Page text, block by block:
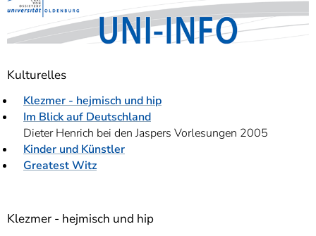
Kulturelles
Klezmer - hejmisch und hip
Im Blick auf Deutschland
Dieter Henrich bei den Jaspers Vorlesungen 2005
Kinder und Künstler
Greatest Witz
Klezmer - hejmisch und hip